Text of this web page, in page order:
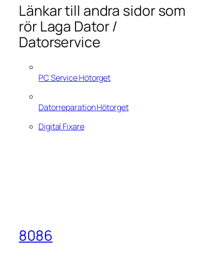
Länkar till andra sidor som
rör Laga Dator /
Datorservice
PC Service Hötorget
Datorreparation Hötorget
Digital Fixare
8086